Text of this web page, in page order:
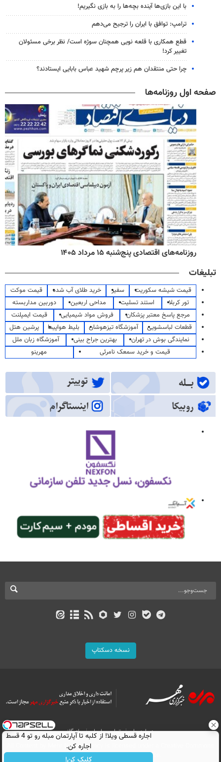
با این بازی‌ها آینده بچه‌ها را به بازی نگیریم!
ترامپ: توافق با ایران را ترجیح می‌دهم
قطع همکاری با قلعه نویی همچنان سوژه است/ نظر برخی مسئولان
تغییر کرد!
چرا حتی منتقدان هم زیر پرچم شهید عباس بابایی ایستادند؟
صفحه اول روزنامه‌ها
روزنامه‌های اقتصادی پنج‌شنبه ۱۵ مرداد ۱۴۰۵
تبلیغات
قیمت شیشه سکوریت سفیر خرید طلای آب شده
قیمت موکت
تور کربلا
استند تسلیت مداحی اربعین
دوربین مداربسته
مرجع پاسخ معتبر پزشکان
فروش مواد شیمیایی
قیمت ایمپلنت
قطعات لباسشویی
آموزشگاه تیزهوشان بلیط هواپیما
پرشین هتل
نمایندگی بوش در تهران
بهترین جراح بینی
آموزشگاه زبان ملل
قیمت و خرید سمعک نامرئی
مهرینو
نسخه دسکتاپ
درباره ما تماس با ما
بازرگانی
All Content by Mehr News Agency is licensed under a Creative Commons
Attribution 4.0 International License.
اجاره‌ قسطی ویلا! از کلبه تا آپارتمان مبله رو تو 4 قسط
اجاره کن.
کلیک کن!